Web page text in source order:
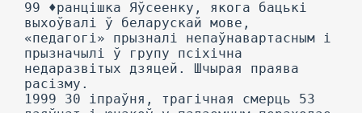
99 ♦ранцішка Яўсеенку, якога бацькі
выхоўвалі ў беларускай мове,
«педагогі» прызналі непаўнавартасным і
прызначылі ў групу псіхічна
недаразвітых дзяцей. Шчырая праява
расізму.
1999 30 іпраўня, трагічная смерць 53